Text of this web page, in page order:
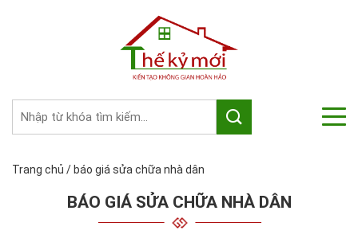
Trang chủ / báo giá sửa chữa nhà dân
BÁO GIÁ SỬA CHỮA NHÀ DÂN